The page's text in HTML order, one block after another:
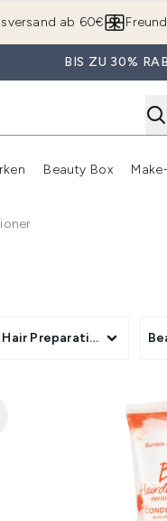
ab 60€
BIS ZU 30%
Untermenü Anmelden (SALE) Untermenü Anmelden
Beauty Box
Preparation Products